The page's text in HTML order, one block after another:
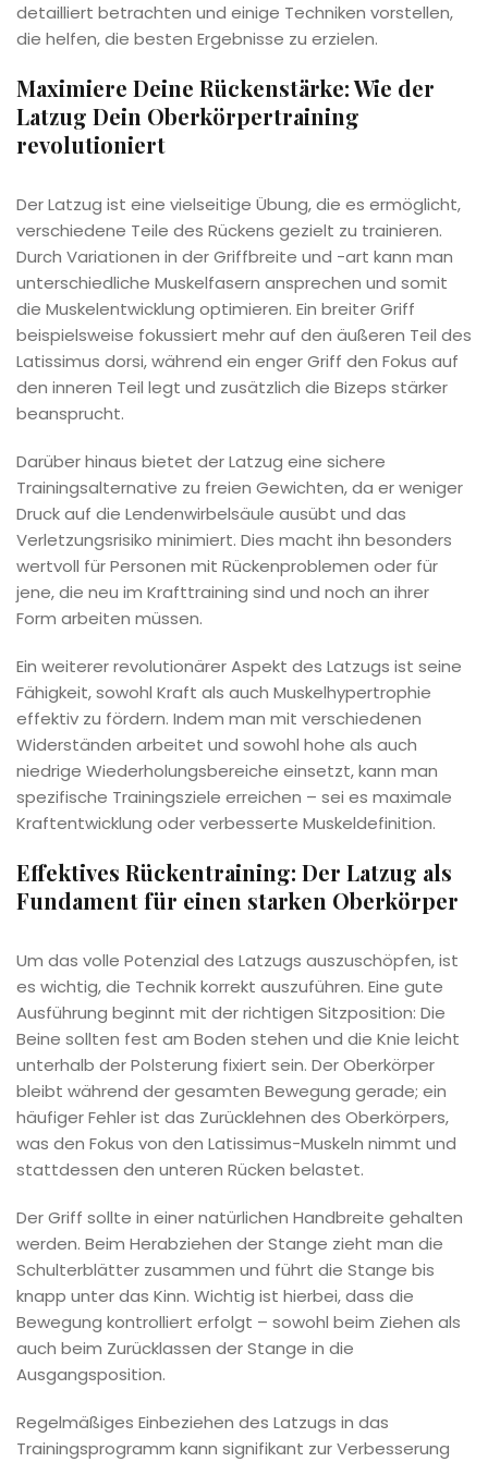
detailliert betrachten und einige Techniken vorstellen,
die helfen, die besten Ergebnisse zu erzielen.
Maximiere Deine Rückenstärke: Wie der
Latzug Dein Oberkörpertraining
revolutioniert
Der Latzug ist eine vielseitige Übung, die es ermöglicht,
verschiedene Teile des Rückens gezielt zu trainieren.
Durch Variationen in der Griffbreite und -art kann man
unterschiedliche Muskelfasern ansprechen und somit
die Muskelentwicklung optimieren. Ein breiter Griff
beispielsweise fokussiert mehr auf den äußeren Teil des
Latissimus dorsi, während ein enger Griff den Fokus auf
den inneren Teil legt und zusätzlich die Bizeps stärker
beansprucht.
Darüber hinaus bietet der Latzug eine sichere
Trainingsalternative zu freien Gewichten, da er weniger
Druck auf die Lendenwirbelsäule ausübt und das
Verletzungsrisiko minimiert. Dies macht ihn besonders
wertvoll für Personen mit Rückenproblemen oder für
jene, die neu im Krafttraining sind und noch an ihrer
Form arbeiten müssen.
Ein weiterer revolutionärer Aspekt des Latzugs ist seine
Fähigkeit, sowohl Kraft als auch Muskelhypertrophie
effektiv zu fördern. Indem man mit verschiedenen
Widerständen arbeitet und sowohl hohe als auch
niedrige Wiederholungsbereiche einsetzt, kann man
spezifische Trainingsziele erreichen – sei es maximale
Kraftentwicklung oder verbesserte Muskeldefinition.
Effektives Rückentraining: Der Latzug als
Fundament für einen starken Oberkörper
Um das volle Potenzial des Latzugs auszuschöpfen, ist
es wichtig, die Technik korrekt auszuführen. Eine gute
Ausführung beginnt mit der richtigen Sitzposition: Die
Beine sollten fest am Boden stehen und die Knie leicht
unterhalb der Polsterung fixiert sein. Der Oberkörper
bleibt während der gesamten Bewegung gerade; ein
häufiger Fehler ist das Zurücklehnen des Oberkörpers,
was den Fokus von den Latissimus-Muskeln nimmt und
stattdessen den unteren Rücken belastet.
Der Griff sollte in einer natürlichen Handbreite gehalten
werden. Beim Herabziehen der Stange zieht man die
Schulterblätter zusammen und führt die Stange bis
knapp unter das Kinn. Wichtig ist hierbei, dass die
Bewegung kontrolliert erfolgt – sowohl beim Ziehen als
auch beim Zurücklassen der Stange in die
Ausgangsposition.
Regelmäßiges Einbeziehen des Latzugs in das
Trainingsprogramm kann signifikant zur Verbesserung